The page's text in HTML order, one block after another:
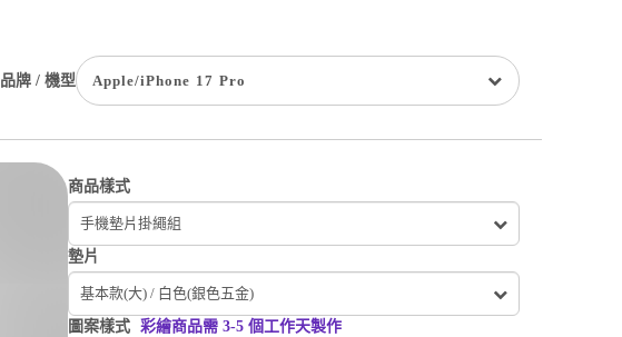
品牌 / 機型 Apple/iPhone 17 Pro
商品樣式
手機墊片掛繩組
墊片
基本款(大) / 白色(銀色五金)
圖案樣式
彩繪商品需 3-5 個工作天製作